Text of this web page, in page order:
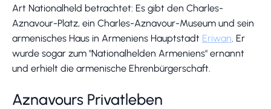
Art Nationalheld betrachtet: Es gibt den Charles-
Aznavour-Platz, ein Charles-Aznavour-Museum und sein
armenisches Haus in Armeniens Hauptstadt Eriwan. Er
wurde sogar zum "Nationalhelden Armeniens" ernannt
und erhielt die armenische Ehrenbürgerschaft.
Aznavours Privatleben